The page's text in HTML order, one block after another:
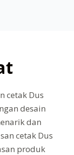
cetak Dus
desain
dan
cetak Dus
produk